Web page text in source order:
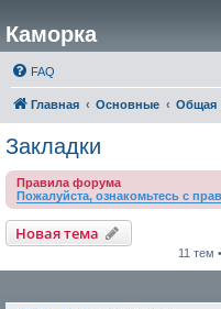
Каморка
FAQ
Главная Основные Общая
Закладки
Правила форума
Пожалуйста, ознакомьтесь с
Новая тема
11 тем